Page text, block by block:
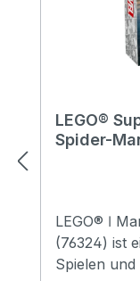
LEGO®
Spider-
LEGO® ǀ
(76324) ist
Spielen